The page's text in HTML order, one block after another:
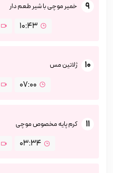
9 خمیر موچی با شیر طعم دار
10:43
10 ژلاتین مس
07:00
11 کرم پایه مخصوص موچی
03:34